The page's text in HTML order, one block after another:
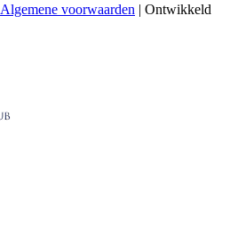
Algemene voorwaarden | Ontwikkeld